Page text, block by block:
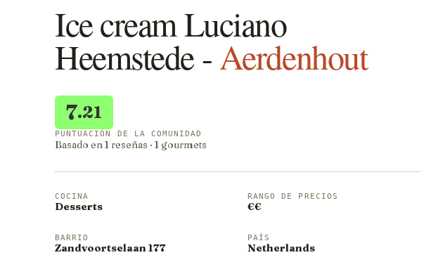
Ice cream Luciano
Heemstede -Aerdenhout
7.21
PUNTUACIÓN DE LA COMUNIDAD
Basado en 1 reseñas · 1 gourmets
COCINA
Desserts
RANGO DE PRECIOS
€€
BARRIO
Zandvoortselaan 177
PAÍS
Netherlands